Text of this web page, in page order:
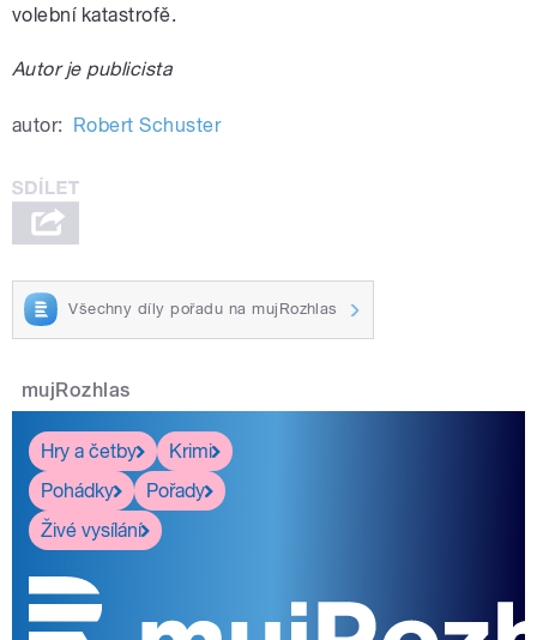
volební katastrofě.
Autor je publicista
autor: Robert Schuster
Všechny díly pořadu na mujRozhlas
mujRozhlas
Hry a četby
Krimi
Pohádky
Pořady
Živé vysílání